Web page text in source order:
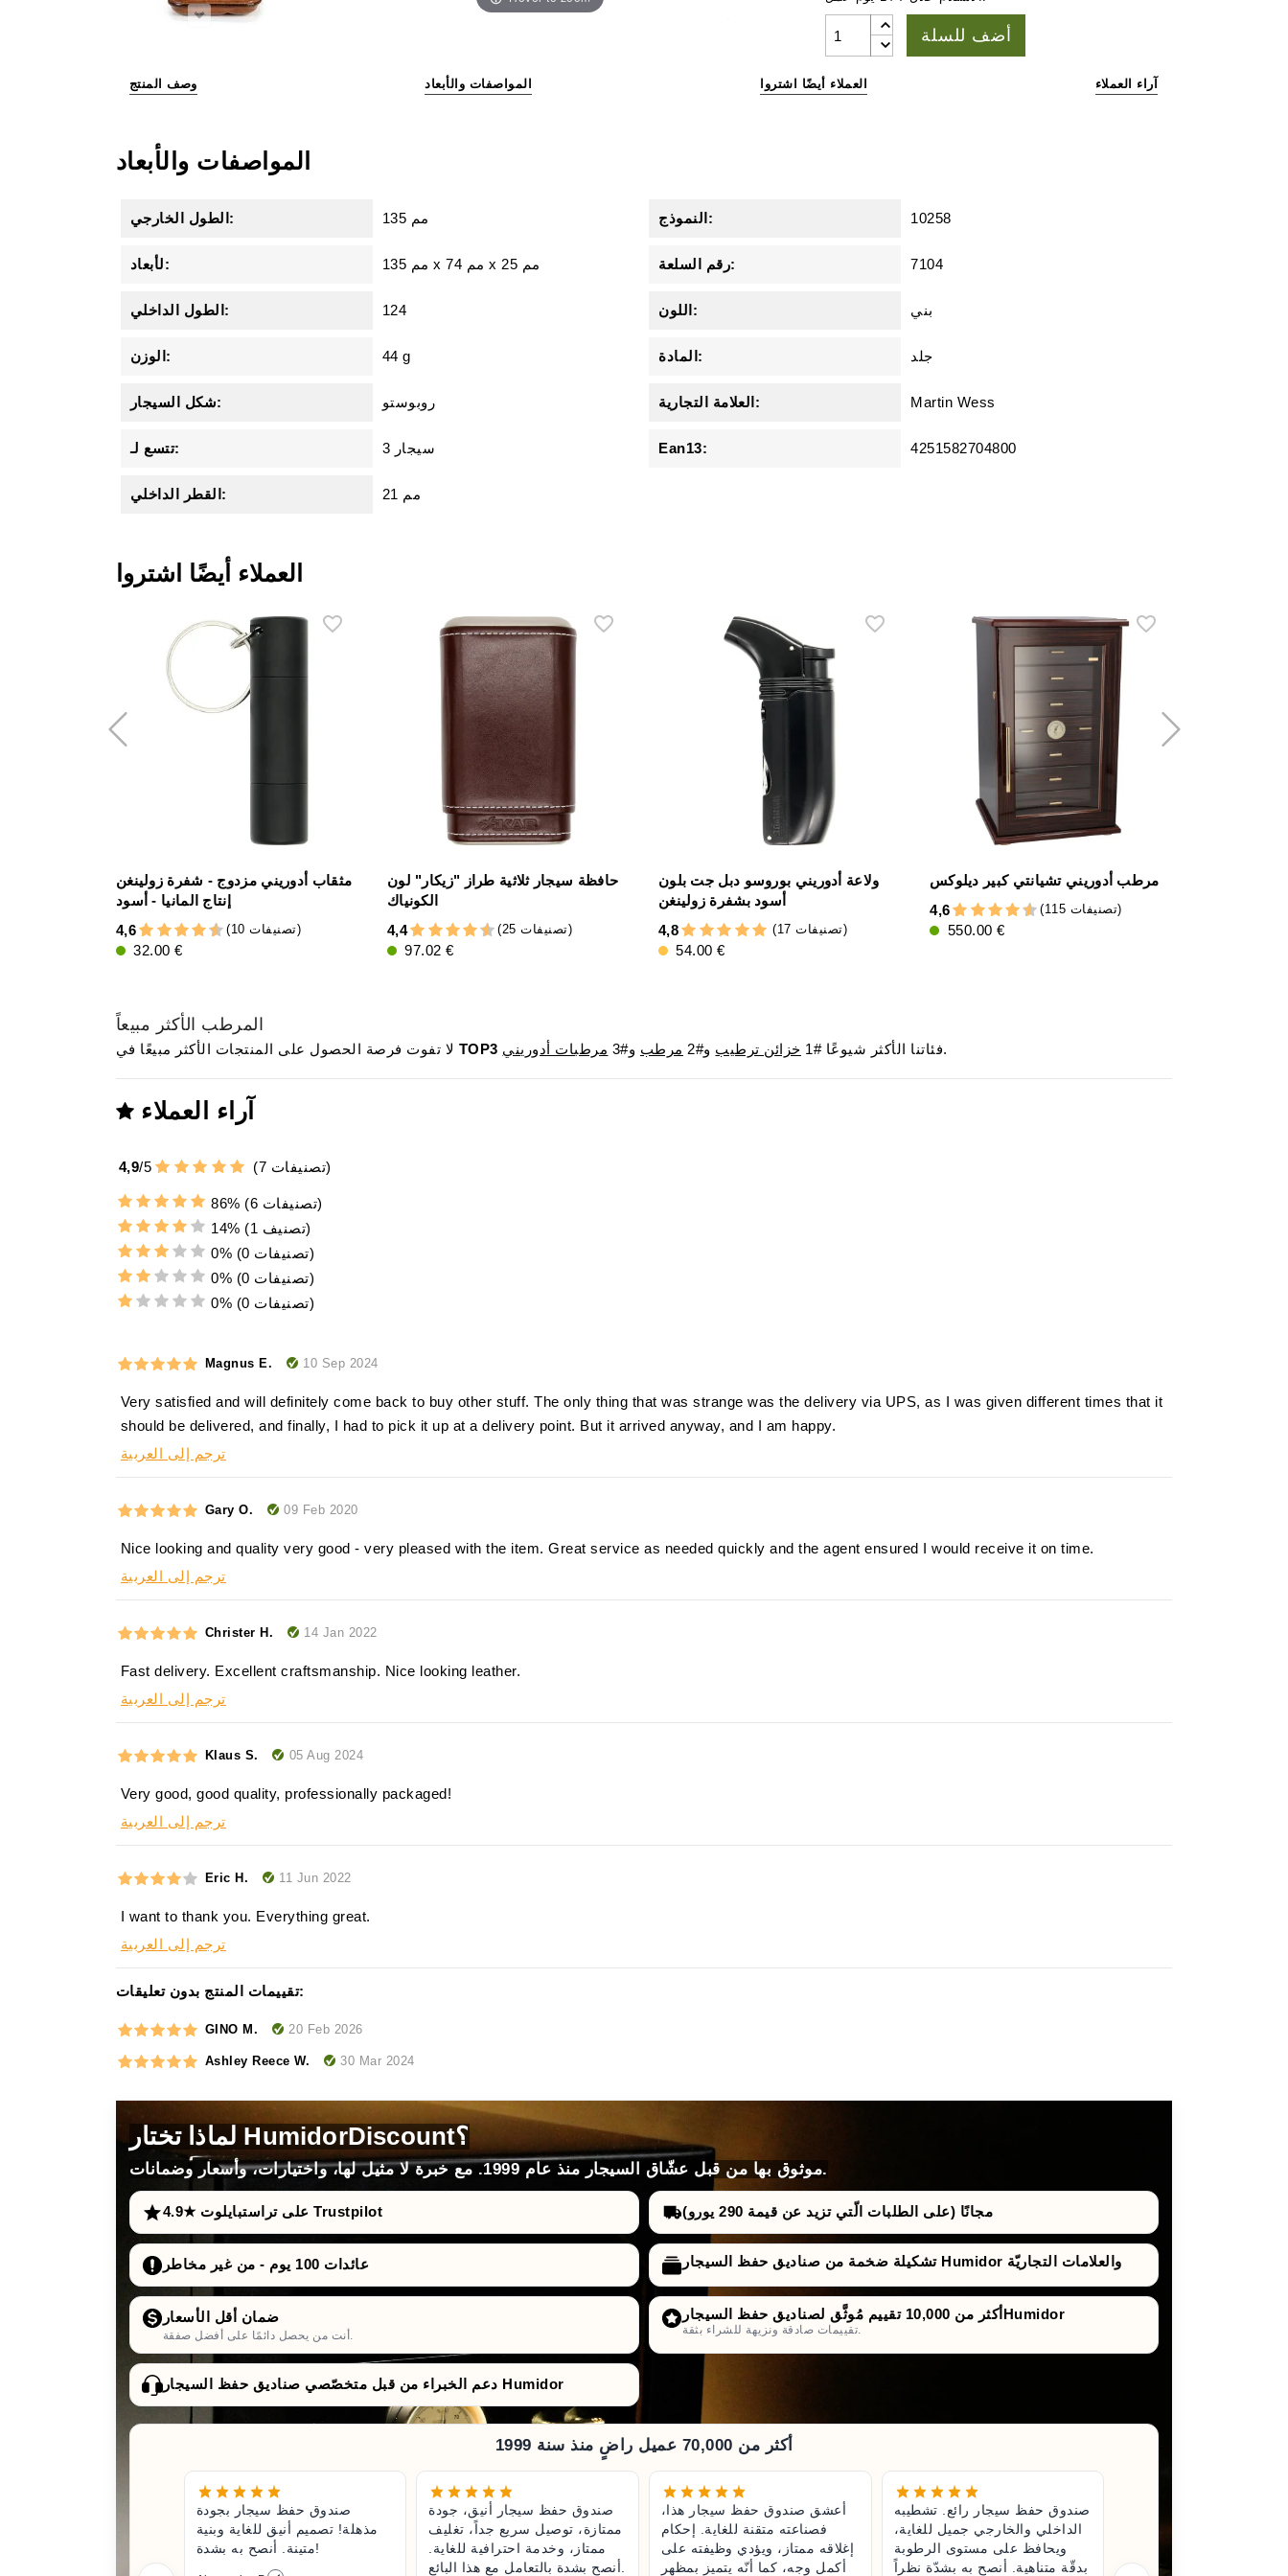
أضف للسلة
وصف المنتج المواصفات والأبعاد العملاء أيضًا اشتروا آراء العملاء
المواصفات والأبعاد
الطول الخارجي: 135 مم
لأبعاد: 135 مم x 74 مم x 25 مم
الطول الداخلي: 124
الوزن: 44 g
شكل السيجار: روبوستو
تتسع لـ: 3 سيجار
القطر الداخلي: 21 مم
النموذج: 10258
رقم السلعة: 7104
اللون: بني
المادة: جلد
العلامة التجارية: Martin Wess
Ean13: 4251582704800
العملاء أيضًا اشتروا
مثقاب أدوريني مزدوج - شفرة زولينغن
إنتاج المانيا - أسود
4,6
(10 تصنيفات)
32.00 €
حافظة سيجار ثلاثية طراز "زيكار" لون
الكونياك
4,4
(25 تصنيفات)
97.02 €
ولاعة أدوريني بوروسو دبل جت بلون
أسود بشفرة زولينغن
4,8
(17 تصنيفات)
54.00 €
مرطب أدوريني تشيانتي كبير ديلوكس
4,6
(115 تصنيفات)
550.00 €
المرطب الأكثر مبيعاً
TOP3 فئاتنا الأكثر شيوعًا #1 خزائن ترطيب و#2 مرطب و#3 مرطبات أدوريني .
آراء العملاء
4,9/5 (7 تصنيفات)
86%
(6 تصنيفات)
14%
(1 تصنيف)
0%
(0 تصنيفات)
0%
(0 تصنيفات)
0%
(0 تصنيفات)
Magnus E. 10 Sep 2024
Very satisfied and will definitely come back to buy other stuff. The only thing that was strange was the delivery via UPS, as I was given different times that it
should be delivered, and finally, I had to pick it up at a delivery point. But it arrived anyway, and I am happy.
ترجم إلى العربية
Gary O. 09 Feb 2020
Nice looking and quality very good - very pleased with the item. Great service as needed quickly and the agent ensured I would receive it on time.
ترجم إلى العربية
Christer H. 14 Jan 2022
Fast delivery. Excellent craftsmanship. Nice looking leather.
ترجم إلى العربية
Klaus S. 05 Aug 2024
Very good, good quality, professionally packaged!
ترجم إلى العربية
Eric H. 11 Jun 2022
I want to thank you. Everything great.
ترجم إلى العربية
تقييمات المنتج بدون تعليقات:
GINO M. 20 Feb 2026
Ashley Reece W. 30 Mar 2024
لماذا تختار HumidorDiscount؟
موثوق بها من قبل عشّاق السيجار منذ عام 1999. مع خبرة لا مثيل لها، واختيارات، وأسعار وضمانات.
4.9★ على تراستبايلوت Trustpilot مجانًا (على الطلبات الّتي تزيد عن قيمة 290 يورو)
عائدات 100 يوم - من غير مخاطر تشكيلة ضخمة من صناديق حفظ السيجار Humidor والعلامات التجاريّة
ضمان أقل الأسعار
أنت من يحصل دائمًا على أفضل صفقة.
أكثر من 10,000 تقييم مُوثَّق لصناديق حفظ السيجارHumidor
تقييمات صادقة ونزيهة للشراء بثقة.
دعم الخبراء من قبل متخصّصي صناديق حفظ السيجار Humidor
أكثر من 70,000 عميل راضٍ منذ سنة 1999
صندوق حفظ سيجار بجودة
مذهلة! تصميم أنيق للغاية وبنية
متينة. أنصح به بشدة!
صندوق حفظ سيجار أنيق، جودة
ممتازة، توصيل سريع جداً، تغليف
ممتاز، وخدمة احترافية للغاية.
أعشق صندوق حفظ سيجار هذا،
فصناعته متقنة للغاية. إحكام
إغلاقه ممتاز، ويؤدي وظيفته على
أكمل وجه، كما أنّه يتميز بمظهر
صندوق حفظ سيجار رائع. تشطيبه
الداخلي والخارجي جميل للغاية،
ويحافظ على مستوى الرطوبة
بدقّة متناهية. أنصح به بشدّة نظراً